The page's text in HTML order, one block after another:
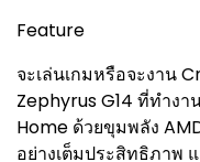
Feature
จะเล่นเกมหรือจะงาน
Zephyrus G14 ที่ทำงา
Home ด้วยขุมพลัง
อย่างเต็มประสิทธิภาพ